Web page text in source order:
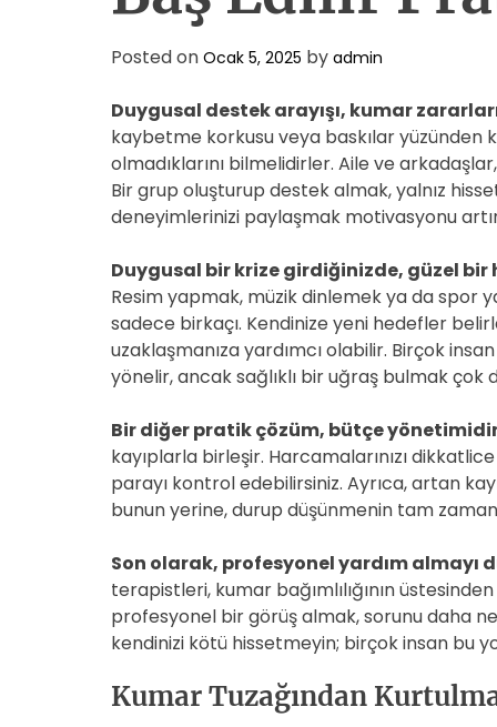
Posted on Ocak 5, 2025 by admin
Duygusal destek arayışı, kumar
kaybetme korkusu veya baskılar yüzünden
olmadıklarını bilmelidirler. Aile ve
Bir grup oluşturup destek almak, yalnız
deneyimlerinizi paylaşmak motivasyonu
Duygusal bir krize girdiğinizde, güzel
Resim yapmak, müzik dinlemek ya da spor
sadece birkaçı. Kendinize yeni hedefler
uzaklaşmanıza yardımcı olabilir. Birçok
yönelir, ancak sağlıklı bir uğraş bulmak çok
Bir diğer pratik çözüm, bütçe
kayıplarla birleşir. Harcamalarınızı
parayı kontrol edebilirsiniz. Ayrıca, artan
bunun yerine, durup düşünmenin tam
Son olarak, profesyonel yardım almayı
terapistleri, kumar bağımlılığının
profesyonel bir görüş almak, sorunu daha
kendinizi kötü hissetmeyin; birçok insan bu
Kumar Tuzağından